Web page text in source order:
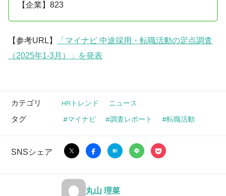
【企業】823
【参考URL】
「マイナビ 中途採用・転職活動の定点調査
（2025年1-3月）」を発表
カテゴリ HRトレンド ニュース
タグ マイナビ 調査レポート 転職活動
SNSシェア
丸山 理菜